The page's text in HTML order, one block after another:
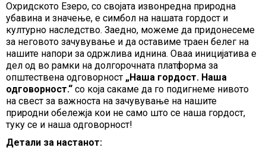
Охридското Езеро, со својата извонредна природна
убавина и значење, е симбол на нашата гордост и
културно наследство. Заедно, можеме да придонесеме
за неговото зачувување и да оставиме траен белег на
нашите напори за одржлива иднина. Оваа иницијатива е
дел од во рамки на долгорочната платформа за
општествена одговорност „Наша гордост. Наша
одговорност.“ со која сакаме да го подигнеме нивото
на свест за важноста на зачувување на нашите
природни обележја кои не само што се наша гордост,
туку се и наша одговорност!
Детали за настанот: